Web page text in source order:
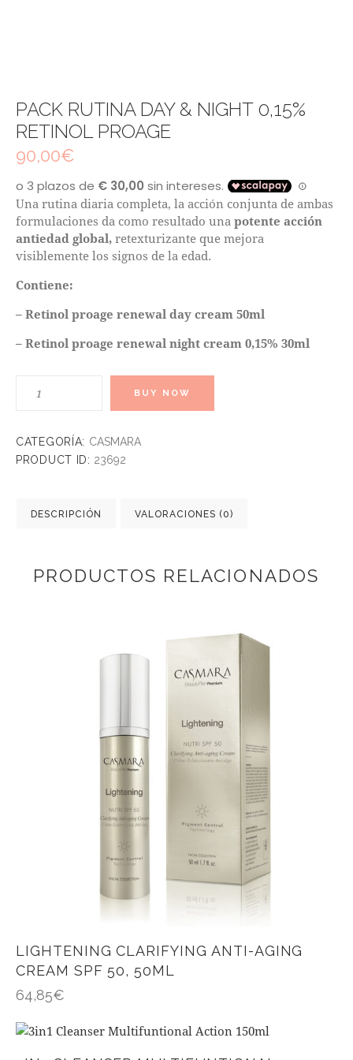
PACK RUTINA DAY & NIGHT 0,15%
RETINOL PROAGE
90,00€
Una rutina diaria completa, la acción conjunta de ambas
formulaciones da como resultado una potente acción
antiedad global, retexturizante que mejora
visiblemente los signos de la edad.
Contiene:
– Retinol proage renewal day cream 50ml
– Retinol proage renewal night cream 0,15% 30ml
Rutina
&
Night
BUY NOW
CATEGORÍA: CASMARA
PRODUCT ID: 23692
DESCRIPCIÓN VALORACIONES (0)
PRODUCTOS RELACIONADOS
LIGHTENING CLARIFYING ANTI-AGING
CREAM SPF 50, 50ML
64,85€